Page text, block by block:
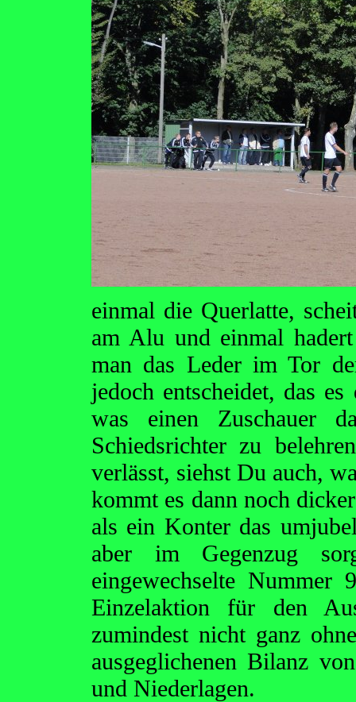
einmal die Querlatte,
am Alu und einmal
man das Leder im Tor
jedoch entscheidet, das
was einen Zuschauer
Schiedsrichter zu
verlässt, siehst Du auch,
kommt es dann noch
als ein Konter das
aber im Gegenzug
eingewechselte
Einzelaktion für den
zumindest nicht ganz
ausgeglichenen Bilanz
und Niederlagen.